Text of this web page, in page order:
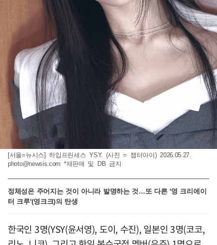
[서울=뉴시스] 하입프린세스 YSY. (사진 = 챕터아이) 2026.05.27.
photo@newsis.com *재판매 및 DB 금지
정체성은 주어지는 것이 아니라 발명하는 것…또 다른 '영 크리에이
터 크루'(영크크)의 탄생
한국인 3명(YSY(윤서영), 도이, 수진), 일본인 3명(코코,